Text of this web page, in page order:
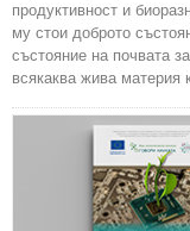
продуктивност и
му стои доброто
състояние на почвата
всякаква жива материя